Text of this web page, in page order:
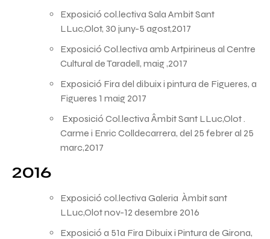
Exposició col.lectiva Sala Ambit Sant
LLuc,Olot, 30 juny-5 agost,2017
Exposició Col.lectiva amb Artpirineus al Centre
Cultural de Taradell, maig ,2017
Exposició Fira del dibuix i pintura de Figueres, a
Figueres 1 maig 2017
Exposició Col.lectiva Âmbit Sant LLuc,Olot .
Carme i Enric Colldecarrera, del 25 febrer al 25
marc,2017
2016
Exposició col.lectiva Galeria Àmbit sant
LLuc,Olot nov-12 desembre 2016
Exposició a 51a Fira Dibuix i Pintura de Girona,